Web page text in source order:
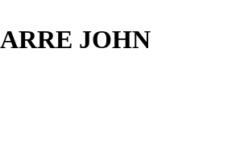
JOHN